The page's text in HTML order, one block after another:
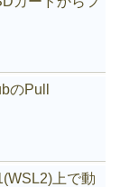
のPull
上で動